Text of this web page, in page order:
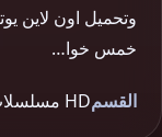
خمس خوا…
القسمHD مسلسلات خليجية